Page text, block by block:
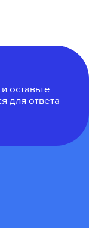
оставьте
для ответа